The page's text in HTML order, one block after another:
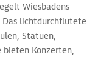
Wiesbadens
Das lichtdurchflutete
Statuen,
bieten Konzerten,